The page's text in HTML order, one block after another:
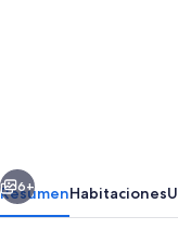
Siguiente
6+
ResumenHabitaciones